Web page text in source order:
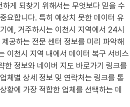
게 되찾기 위해서는 무엇보다 믿을 수
요합니다. 특히 예상치 못한 데이터 유
에, 거주하시는 이천시 지역에서 24시
공하는 전문 센터 정보를 미리 파악해
이천시 지역 내에서 데이터 복구 서비스
한 정보와 네이버 지도 바로가기 링크를
체별 상세 정보 및 연락처는 링크를 통
황에 가장 적합한 업체를 선택하는 데